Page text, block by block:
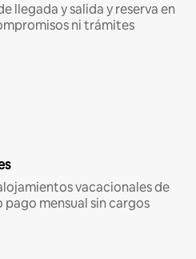
llegada y salida y reserva en
ni trámites
vacacionales de
mensual sin cargos